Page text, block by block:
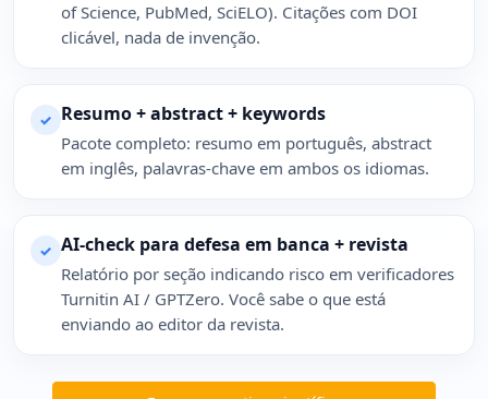
of Science, PubMed, SciELO). Citações com DOI
clicável, nada de invenção.
✓ Resumo + abstract + keywords
Pacote completo: resumo em português, abstract
em inglês, palavras-chave em ambos os idiomas.
✓ AI-check para defesa em banca + revista
Relatório por seção indicando risco em verificadores
Turnitin AI / GPTZero. Você sabe o que está
enviando ao editor da revista.